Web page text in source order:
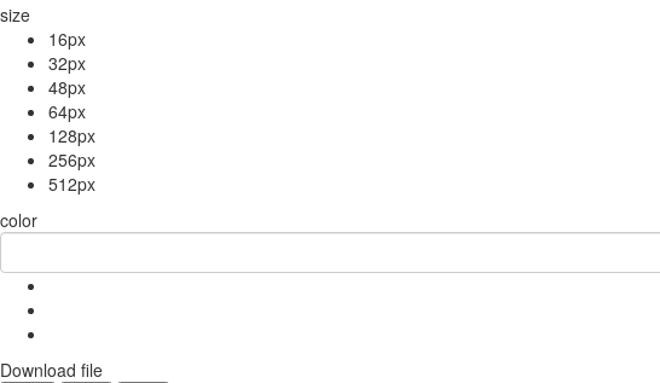
size
16px
32px
48px
64px
128px
256px
512px
color
Download file